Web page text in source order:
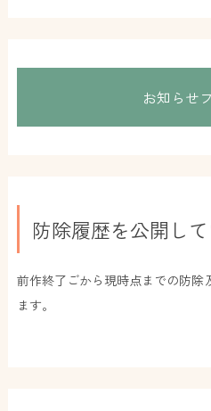
お知らせ
防除履歴を公開し
前作終了ごから現時点までの防除
ます。